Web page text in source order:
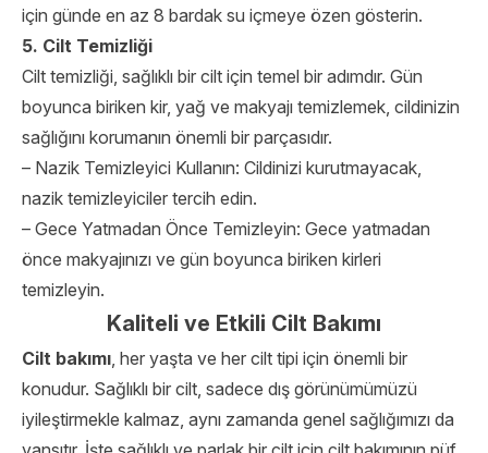
için günde en az 8 bardak su içmeye özen gösterin.
5. Cilt Temizliği
Cilt temizliği, sağlıklı bir cilt için temel bir adımdır. Gün
boyunca biriken kir, yağ ve makyajı temizlemek, cildinizin
sağlığını korumanın önemli bir parçasıdır.
– Nazik Temizleyici Kullanın: Cildinizi kurutmayacak,
nazik temizleyiciler tercih edin.
– Gece Yatmadan Önce Temizleyin: Gece yatmadan
önce makyajınızı ve gün boyunca biriken kirleri
temizleyin.
Kaliteli ve Etkili Cilt Bakımı
Cilt bakımı, her yaşta ve her cilt tipi için önemli bir
konudur. Sağlıklı bir cilt, sadece dış görünümümüzü
iyileştirmekle kalmaz, aynı zamanda genel sağlığımızı da